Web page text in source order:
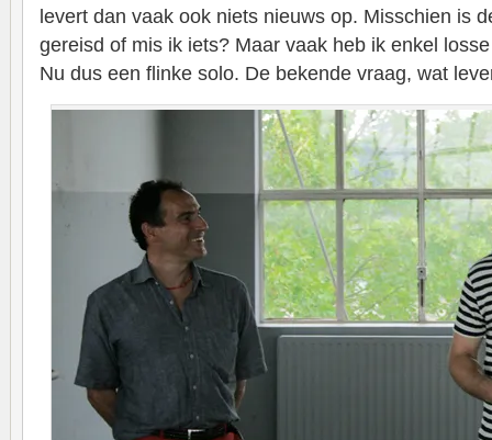
levert dan vaak ook niets nieuws op. Misschien is
gereisd of mis ik iets? Maar vaak heb ik enkel
Nu dus een flinke solo. De bekende vraag, wat